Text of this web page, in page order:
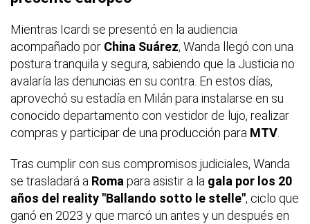
Mientras Icardi se presentó en la audiencia
acompañado por China Suárez, Wanda llegó con una
postura tranquila y segura, sabiendo que la Justicia no
avalaría las denuncias en su contra. En estos días,
aprovechó su estadía en Milán para instalarse en su
conocido departamento con vestidor de lujo, realizar
compras y participar de una producción para MTV
Tras cumplir con sus compromisos judiciales, Wanda
se trasladará a Roma para asistir a la gala por los 20
años del reality "Ballando sotto le stelle", ciclo que
ganó en 2023 y que marcó un antes y un después en